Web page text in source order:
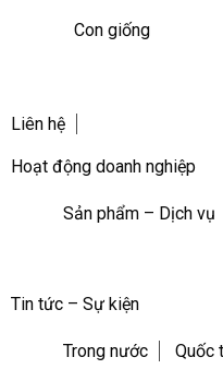
Con giống
Liên hệ
Hoạt động doanh nghiệp
Sản phẩm – Dịch vụ
Tin tức – Sự kiện
Trong nước Quốc